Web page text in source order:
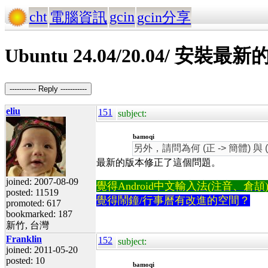
cht 電腦資訊 gcin gcin分享
Ubuntu 24.04/20.04/ 安裝最新
----------- Reply -----------
eliu
joined: 2007-08-09
posted: 11519
promoted: 617
bookmarked: 187
新竹, 台灣
151 subject:
bamoqi
另外，請問為何 (正 -> 簡體)
最新的版本修正了這個問題。
覺得Android中文輸入法(注音、倉
覺得鬧鐘/行事曆有改進的空間？
Franklin
joined: 2011-05-20
posted: 10
152 subject:
bamoqi